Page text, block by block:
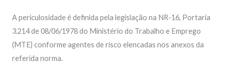
A periculosidade é definida pela legislação na NR-16, Portaria
3.214 de 08/06/1978 do Ministério do Trabalho e Emprego
(MTE) conforme agentes de risco elencadas nos anexos da
referida norma.